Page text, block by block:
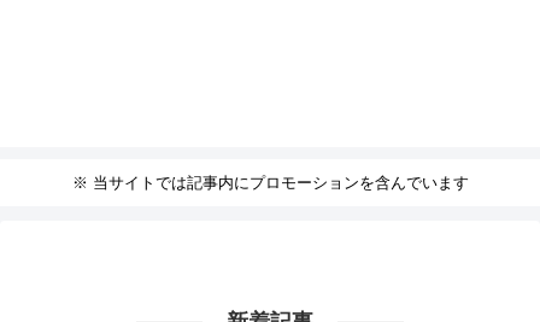
※ 当サイトでは記事内にプロモーションを含んでいます